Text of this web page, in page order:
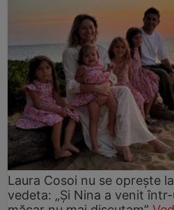
Laura Cosoi nu se oprește
vedeta: „Și Nina a venit